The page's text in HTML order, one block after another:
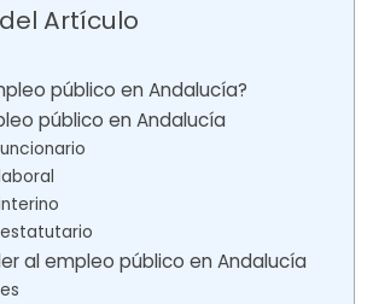
Artículo
público en Andalucía?
público en Andalucía
al empleo público en Andalucía